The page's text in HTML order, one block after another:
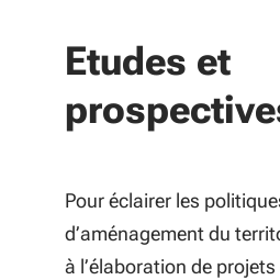
Etudes et
Pour éclairer les
d’aménagement du
à l’élaboration de projets